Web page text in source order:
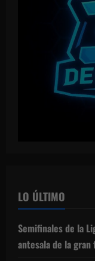
LO ÚLTIMO
Semifinales de la
antesala de la gran